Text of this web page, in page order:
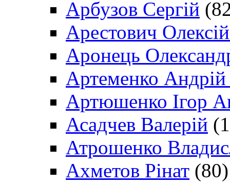
Арбузов Сергій
Арестович
Аронець
Артеменко Андрій
Артюшенко Ігор
Асадчев Валерій
Атрошенко
Ахметов Рінат (80)